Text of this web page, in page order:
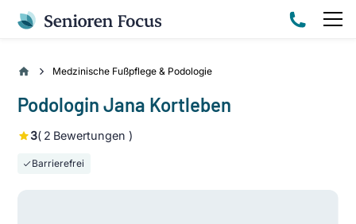
Medzinische Fußpflege & Podologie
Podologin Jana Kortleben
3( 2 Bewertungen )
Barrierefrei